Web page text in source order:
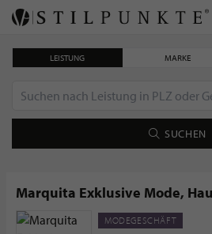
Sehnsucht nach Sommer: Trends & Tipps
LEISTUNG MARKE
SUCHEN
Marquita Exklusive Mode,
MODEGESCHÄFT